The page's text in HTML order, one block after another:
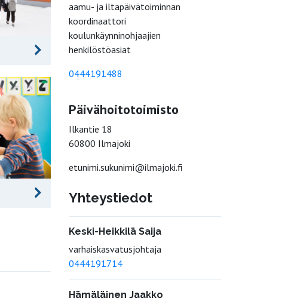
aamu- ja iltapäivätoiminnan
koordinaattori
koulunkäynninohjaajien
henkilöstöasiat
0444191488
Päivähoitotoimisto
Ilkantie 18
60800 Ilmajoki
etunimi.sukunimi@ilmajoki.fi
Yhteystiedot
Keski-Heikkilä Saija
varhaiskasvatusjohtaja
0444191714
Hämäläinen Jaakko